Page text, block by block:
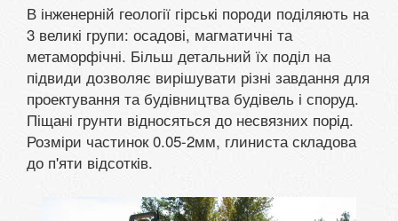
В інженерній геології гірські породи поділяють на
3 великі групи: осадові, магматичні та
метаморфічні. Більш детальний їх поділ на
підвиди дозволяє вирішувати різні завдання для
проектування та будівництва будівель і споруд.
Піщані грунти відносяться до несвязних порід.
Розміри частинок 0.05-2мм, глиниста складова
до п'яти відсотків.